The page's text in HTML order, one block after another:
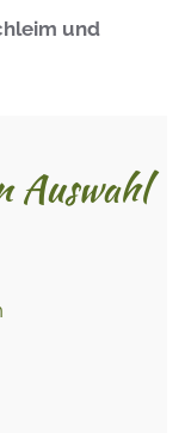
und
Auswahl